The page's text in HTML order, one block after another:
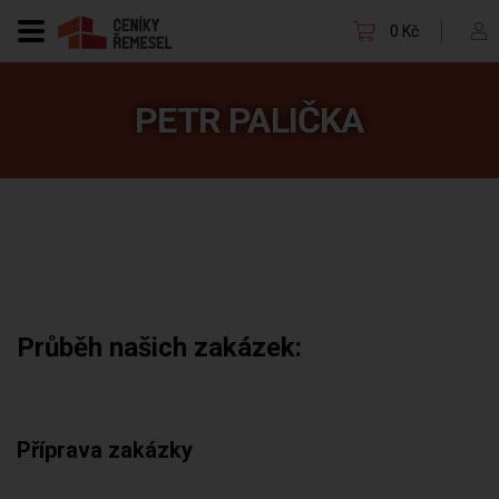
0 Kč
PETR PALIČKA
Průběh našich zakázek:
Příprava zakázky